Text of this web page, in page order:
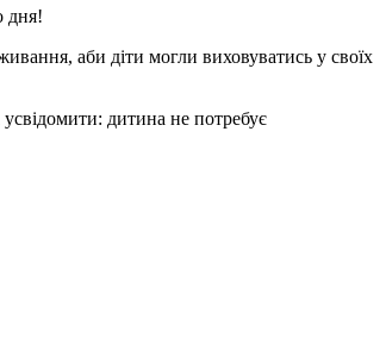
дня!
аби діти могли виховуватись у своїх
усвідомити: дитина не потребує